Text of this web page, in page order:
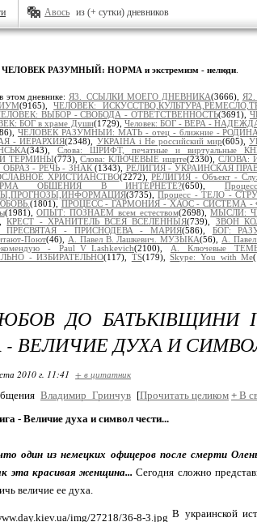
Авось из (+ сутки) дневников
ЧЕЛОВЕК РАЗУМНЫЙ: НОРМА и экстремизм - нелюди
этом дневнике: Я3._ССЫЛКИ МОЕГО ДНЕВНИКА(3666),
(9165),ЧЕЛОВЕК:
ВЫБОР - СВОБОДА - ОТВЕТСТВЕННОСТЬ(3691),
БОГ в храме Души(1729), Человек: БОГ - ВЕРА -
ЧЕЛОВЕК РАЗУМНЫЙ: МАТЬ - отец - ближние - РОДИНА
- ИЕРАРХИЯ(2348), УКРАЇНА і Не российский мир(605),
(343), Слова: ШРИФТ, печатные и виртуальные
ТЕРМИНЫ(773),Слова: КЛЮЧЕВЫЕ ищите(2330), СЛОВА:
- РЕЧЬ - ЗНАК (1343), РЕЛИГИЯ - УКРАИНСКАЯ
ХРИСТИАНСТВО(2272),РЕЛИГИЯ - Объект -
ОБЩЕНИЯ В ИНТЕРНЕТЕ?(650),
(3735),Процесс - ТЕЛО -
(1801), ПРОЦЕСС - ГАРМОНИЯ - ХАОС - СИСТЕМА
(1981),ОПЫТ: ПОЗНАЁМ всем естеством(2698),МЫСЛИ:
КРЕСТ - ХРАНИТЕЛЬ ВСЕЯ ВСЕЛЕННЫЯ(739), ЗВОН
ПРЕСВЯТАЯ - ПРИСНОДЕВА - МАРИЯ(586), БОГ:
Поют(46), А. Павел В. Лашкевич. МУЗЫКА(56), А.
- Paul_V_Lashkevich(2100), А. Ключевые
- ИЗБИРАТЕЛЬНО(117), TS(179),Skype: You with Me
ДО БАТЬКІВЩИНИ
- ВЕЛИЧИЕ ДУХА И
2010 г. 11:41 + в цитатник
Владимир_Гринчув [Прочитать целиком + В
- Величие духа и символ чести...
один из немецких офицеров после смерти
эта красивая женщина...Сегодня сложно
величие ее духа.
В украинской